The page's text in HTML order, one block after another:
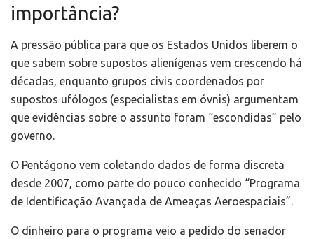
importância?
A pressão pública para que os Estados Unidos liberem o
que sabem sobre supostos alienígenas vem crescendo há
décadas, enquanto grupos civis coordenados por
supostos ufólogos (especialistas em óvnis) argumentam
que evidências sobre o assunto foram “escondidas” pelo
governo.
O Pentágono vem coletando dados de forma discreta
desde 2007, como parte do pouco conhecido “Programa
de Identificação Avançada de Ameaças Aeroespaciais”.
O dinheiro para o programa veio a pedido do senador